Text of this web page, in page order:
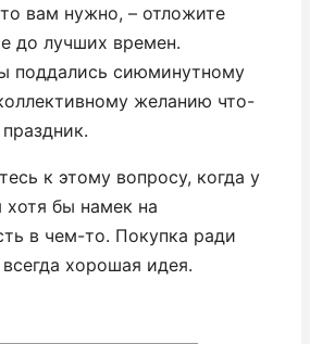
вам нужно, – отложите
до лучших времен.
поддались сиюминутному
желанию что-
к этому вопросу, когда у
хотя бы намек на
в чем-то. Покупка ради
хорошая идея.